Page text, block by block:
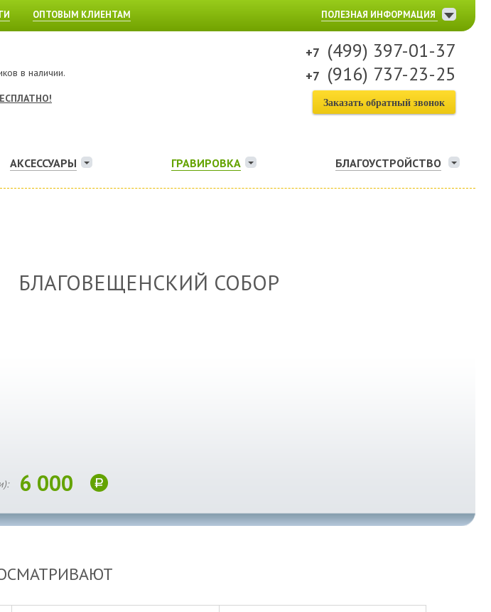
ОПТОВЫМ КЛИЕНТАМ ПОЛЕЗНАЯ ИНФОРМАЦИЯ
в наличии.
(499) 397-01-37
(916) 737-23-25
Заказать обратный звонок
АКСЕССУАРЫ ГРАВИРОВКА БЛАГОУСТРОЙСТВО
БЛАГОВЕЩЕНСКИЙ СОБОР
6 000